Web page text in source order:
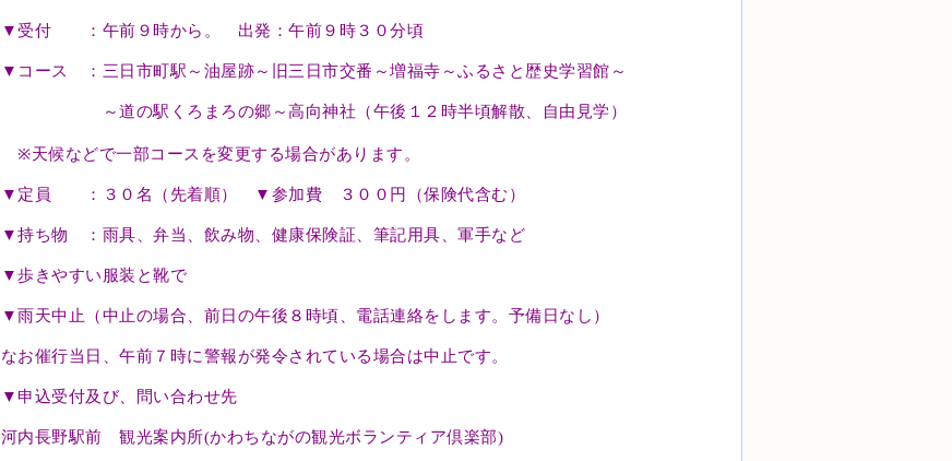
▼ 受付 ：午前９時から。 出発：午前９時３０分頃
▼ コース ：三日市町駅～油屋跡～旧三日市交番～増福寺～ふるさと歴史学習館～
～道の駅くろまろの郷～高向神社（午後１２時半頃解散、自由見学）
※天候などで一部コースを変更する場合があります。
▼ 定員 ：３０名（先着順） ▼ 参加費 ３００円（保険代含む）
▼持ち物 ：雨具、弁当、飲み物、健康保険証、筆記用具、軍手など
▼歩きやすい服装と靴で
▼雨天中止（中止の場合、前日の午後８時頃、電話連絡をします。予備日なし）
なお催行当日、午前７時に警報が発令されている場合は中止です。
▼ 申込受付及び、問い合わせ先
河内長野駅前 観光案内所(かわちながの観光ボランティア倶楽部)